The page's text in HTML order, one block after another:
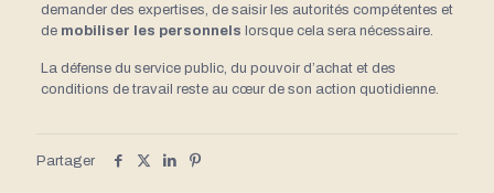
demander des expertises, de saisir les autorités compétentes et
de mobiliser les personnels lorsque cela sera nécessaire.
La défense du service public, du pouvoir d’achat et des
conditions de travail reste au cœur de son action quotidienne.
Partager